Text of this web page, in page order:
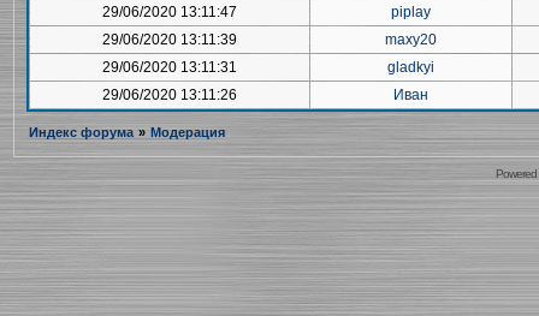
29/06/2020 13:11:47
piplay
29/06/2020 13:11:39
maxy20
29/06/2020 13:11:31
gladkyi
29/06/2020 13:11:26
Иван
Индекс форума » Модерация